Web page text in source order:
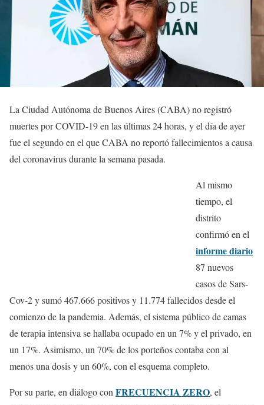
La Ciudad Autónoma de Buenos Aires (CABA) no registró
muertes por COVID-19 en las últimas 24 horas, y el día de ayer
fue el segundo en el que CABA no reportó fallecimientos a causa
del coronavirus durante la semana pasada.
Al mismo
tiempo, el
distrito
confirmó en el
informe diario
87 nuevos
casos de Sars-
Cov-2 y sumó 467.666 positivos y 11.774 fallecidos desde el
comienzo de la pandemia. Además, el sistema público de camas
de terapia intensiva se hallaba ocupado en un 7% y el privado, en
un 17%. Asimismo, un 70% de los porteños contaba con al
menos una dosis y un 60%, con el esquema completo.
Por su parte, en diálogo con FRECUENCIA ZERO, el